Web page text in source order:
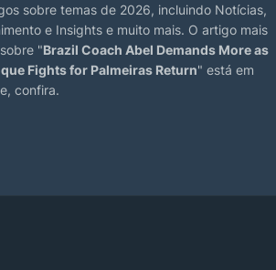
NOTÍCIAS
Brazil’s Palmeiras
O Palmeiras foi derrotado
Brazil’s Abel
O técnico Abel Ferreira
sobre temas de 2026, incluindo Notícias,
e Insights e muito mais. O artigo mais
"Brazil Coach Abel Demands More as
Fights for Palmeiras Return" está em
confira.